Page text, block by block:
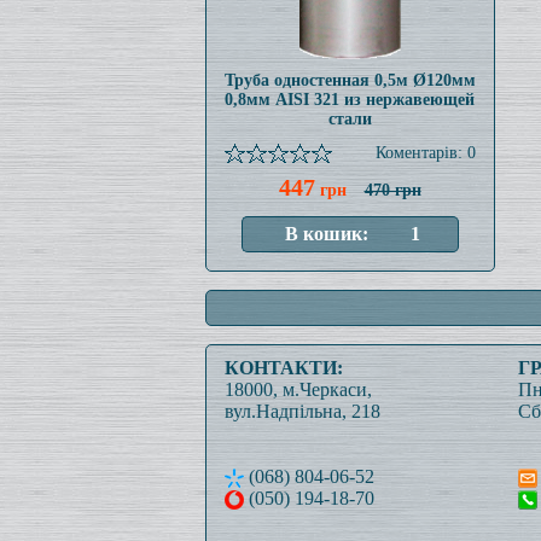
Труба одностенная 0,5м Ø120мм
0,8мм AISI 321 из нержавеющей
стали
Коментарів: 0
447 грн 470 грн
КОНТАКТИ:
18000, м.Черкаси,
вул.Надпільна, 218
(068) 804-06-52
(050) 194-18-70